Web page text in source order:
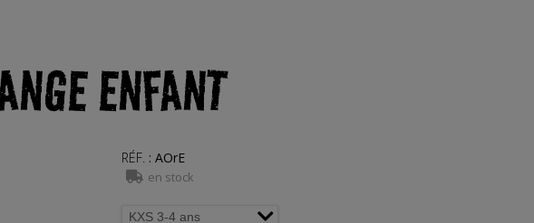
ENFANT
RÉF. : AOrE
en stock